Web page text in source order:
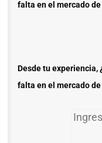
falta en el mercado
Desde tu experiencia,
falta en el mercado